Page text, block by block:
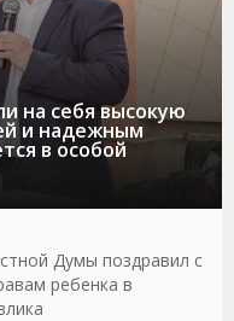
на себя высокую
и надежным
в особой
Думы поздравил с
ребенка в